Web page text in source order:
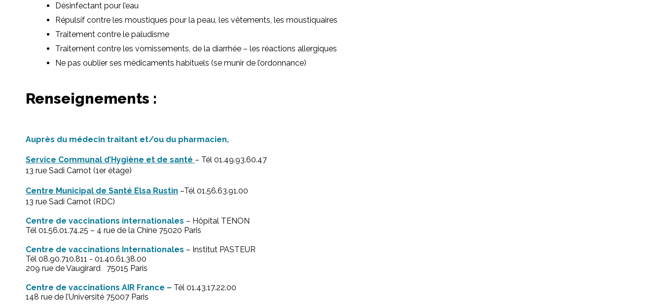
Désinfectant pour l’eau
Répulsif contre les moustiques pour la peau, les vêtements, les moustiquaires
Traitement contre le paludisme
Traitement contre les vomissements, de la diarrhée – les réactions allergiques
Ne pas oublier ses médicaments habituels (se munir de l’ordonnance)
Renseignements :
Auprès du médecin traitant et/ou du pharmacien,
Service Communal d’Hygiène et de santé – Tél 01.49.93.60.47
13 rue Sadi Carnot (1er étage)
Centre Municipal de Santé Elsa Rustin –Tél 01.56.63.91.00
13 rue Sadi Carnot (RDC)
Centre de vaccinations internationales – Hôpital TENON
Tél 01.56.01.74.25 – 4 rue de la Chine 75020 Paris
Centre de vaccinations Internationales – Institut PASTEUR
Tél 08.90.710.811 - 01.40.61.38.00
209 rue de Vaugirard 75015 Paris
Centre de vaccinations AIR France – Tél 01.43.17.22.00
148 rue de l’Université 75007 Paris